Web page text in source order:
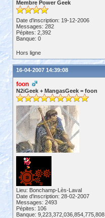
Membre Power Geek
Date d'inscription: 19-12-2006
Messages: 282
Pépites: 2,392
Banque: 0
Hors ligne
16-04-2007 14:39:08
foon
N2iGeek + MangasGeek = foon
Lieu: Bonchamp-Lès-Laval
Date d'inscription: 28-02-2007
Messages: 2493
Pépites: 106
Banque: 9,223,372,036,854,775,808